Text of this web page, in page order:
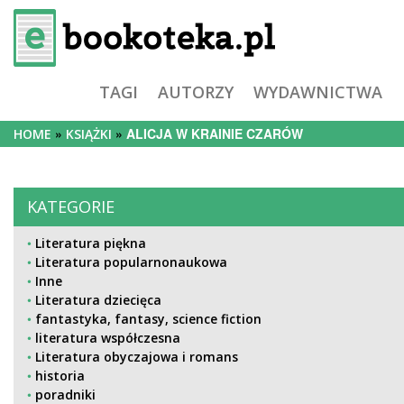
TAGI AUTORZY WYDAWNICTWA
HOME KSIĄŻKI ALICJA W KRAINIE CZARÓW
KATEGORIE
Literatura piękna
Literatura popularnonaukowa
Inne
Literatura dziecięca
fantastyka, fantasy, science fiction
literatura współczesna
Literatura obyczajowa i romans
historia
poradniki